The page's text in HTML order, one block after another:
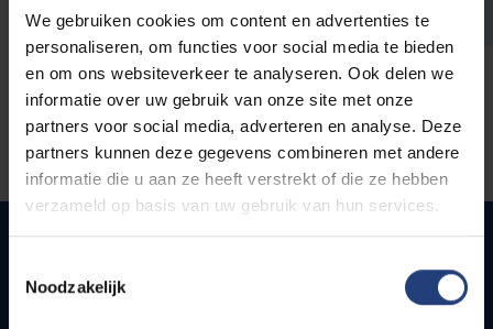
We gebruiken cookies om content en advertenties te
personaliseren, om functies voor social media te bieden
en om ons websiteverkeer te analyseren. Ook delen we
informatie over uw gebruik van onze site met onze
partners voor social media, adverteren en analyse. Deze
partners kunnen deze gegevens combineren met andere
informatie die u aan ze heeft verstrekt of die ze hebben
verzameld op basis van uw gebruik van hun services.
Noodzakelijk
Snel naar